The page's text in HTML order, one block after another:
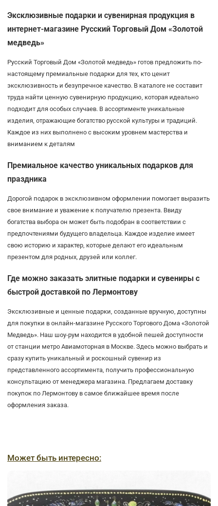
Эксклюзивные подарки и сувенирная продукция в
интернет-магазине Русский Торговый Дом «Золотой
медведь»
Русский Торговый Дом «Золотой медведь» готов предложить по-
настоящему премиальные подарки для тех, кто ценит
эксклюзивность и безупречное качество. В каталоге не составит
труда найти ценную сувенирную продукцию, которая идеально
подходит для особых случаев. В ассортименте уникальные
изделия, отражающие богатство русской культуры и традиций.
Каждое из них выполнено с высоким уровнем мастерства и
вниманием к деталям
Премиальное качество уникальных подарков для
праздника
Дорогой подарок в эксклюзивном оформлении помогает выразить
свое внимание и уважение к получателю презента. Ввиду
богатства выбора он может быть подобран в соответствии с
предпочтениями будущего владельца. Каждое изделие имеет
свою историю и характер, которые делают его идеальным
презентом для родных, друзей или коллег.
Где можно заказать элитные подарки и сувениры с
быстрой доставкой по Лермонтову
Эксклюзивные и ценные подарки, созданные вручную, доступны
для покупки в онлайн-магазине Русского Торгового Дома «Золотой
Медведь». Наш шоу-рум находится в удобной пешей доступности
от станции метро Авиамоторная в Москве. Здесь можно выбрать и
сразу купить уникальный и роскошный сувенир из
представленного ассортимента, получить профессиональную
консультацию от менеджера магазина. Предлагаем доставку
покупок по Лермонтову в самое ближайшее время после
оформления заказа.
Может быть интересно: